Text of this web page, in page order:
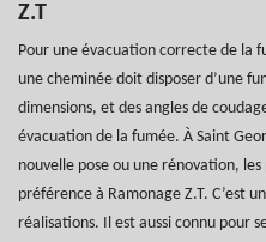
Z.T
Pour une évacuation correcte de la
une cheminée doit disposer d’une
dimensions, et des angles de
évacuation de la fumée. À Saint
nouvelle pose ou une rénovation,
préférence à Ramonage Z.T. C’est
réalisations. Il est aussi connu pour